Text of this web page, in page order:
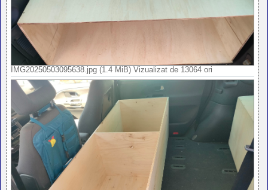
IMG20250503095638.jpg (1.4 MiB) Vizualizat de 13064 ori